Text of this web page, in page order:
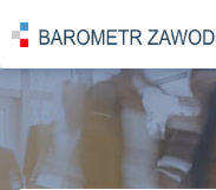
POWRÓT DO STRONY
PROGNOZY